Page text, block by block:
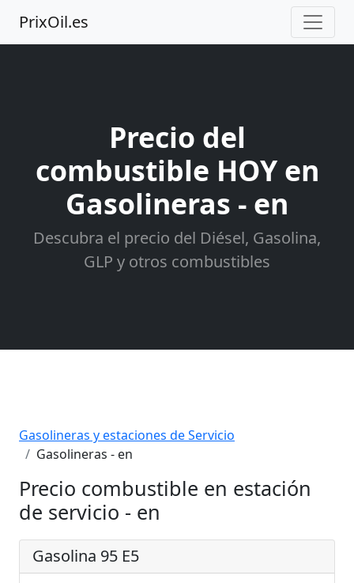
PrixOil.es
Precio del
combustible HOY en
Gasolineras - en
Descubra el precio del Diésel, Gasolina,
GLP y otros combustibles
Gasolineras y estaciones de Servicio
Gasolineras - en
Precio combustible en estación
de servicio - en
Gasolina 95 E5